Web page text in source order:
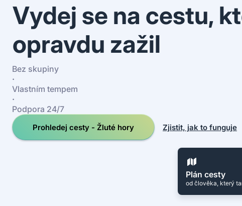
Vydej se na cestu,
opravdu zažil
Bez skupiny
·
Vlastním tempem
·
Podpora 24/7
Prohledej cesty - Žluté hory Zjistit, jak to funguje
Plán cesty
od člověka, který